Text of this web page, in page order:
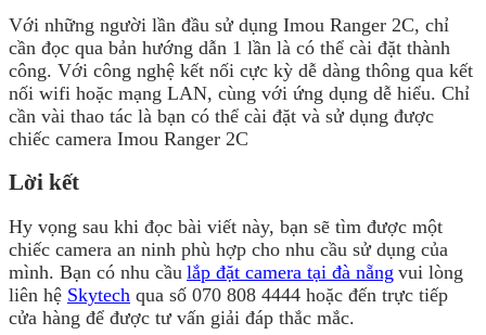
Với những người lần đầu sử dụng Imou Ranger 2C, chỉ
cần đọc qua bản hướng dẫn 1 lần là có thể cài đặt thành
công. Với công nghệ kết nối cực kỳ dễ dàng thông qua kết
nối wifi hoặc mạng LAN, cùng với ứng dụng dễ hiểu. Chỉ
cần vài thao tác là bạn có thể cài đặt và sử dụng được
chiếc camera Imou Ranger 2C
Lời kết
Hy vọng sau khi đọc bài viết này, bạn sẽ tìm được một
chiếc camera an ninh phù hợp cho nhu cầu sử dụng của
mình. Bạn có nhu cầu lắp đặt camera tại đà nẵng vui lòng
liên hệ Skytech qua số 070 808 4444 hoặc đến trực tiếp
cửa hàng để được tư vấn giải đáp thắc mắc.